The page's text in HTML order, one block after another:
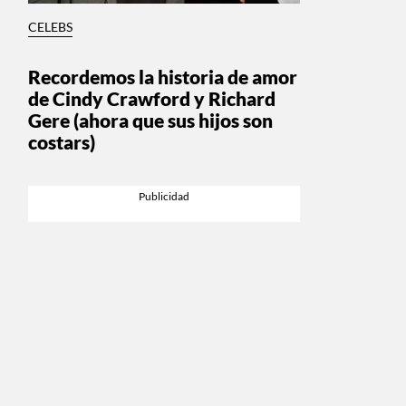
CELEBS
Recordemos la historia de amor
de Cindy Crawford y Richard
Gere (ahora que sus hijos son
costars)